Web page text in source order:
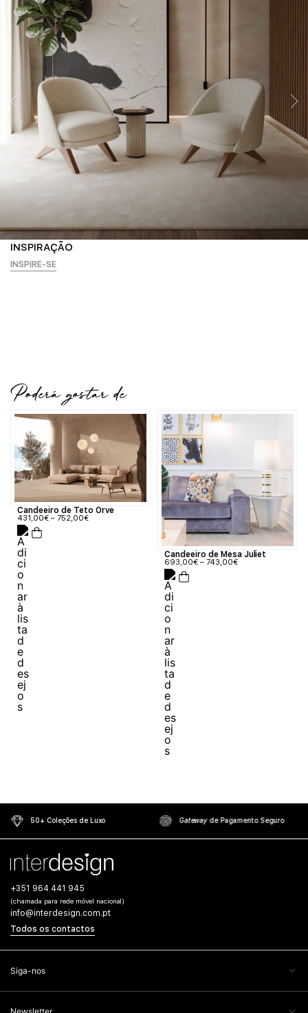
INSPIRAÇÃO
INSPIRE-SE
Poderá gostar de
Candeeiro de Teto Orve
431,00€ – 752,00€
Candeeiro de Mesa Juliet
693,00€ – 743,00€
50+ Coleções de Luxo Gatewayde Pagamento Seguro
+351 964 441 945
(chamada para rede móvel nacional)
info@interdesign.com.pt
Todos os contactos
Siga-nos